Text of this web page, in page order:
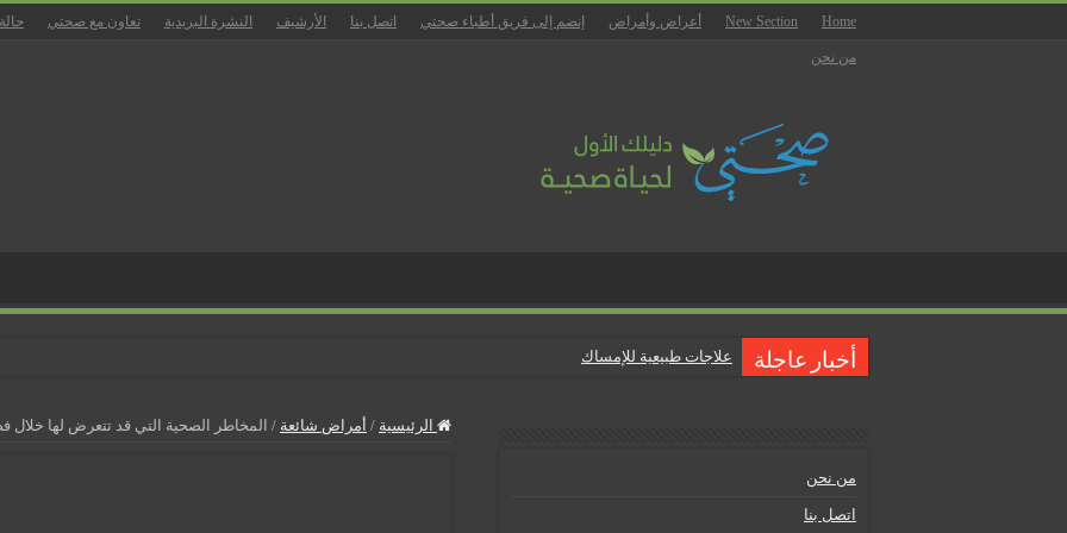
Home
New Section أعراض وأمراض إنضم إلى فريق أطباء صحتي اتصل بنا الأرشيف النشرة البريدية تعاون مع صحتي
من نحن
أخبار عاجلة علاجات طبيعية للإمساك
الرئيسية / أمراض شائعة / المخاطر الصحية التي قد تتعرض لها خلال
من نحن
اتصل بنا